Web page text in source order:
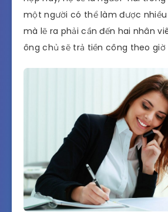
5. Kỹ năng giải quyết nhiều loại
Tiết kiệm thời gian, giảm nguồn
mục tiêu hướng tới của các
nhà tuyển dụng luôn cần những
năng làm được nhiều loại công
hợp này, họ sẽ là người “hai trong
một người có thể làm được nhiều
mà lẽ ra phải cần đến hai nhân
ông chủ sẽ trả tiền công theo giờ